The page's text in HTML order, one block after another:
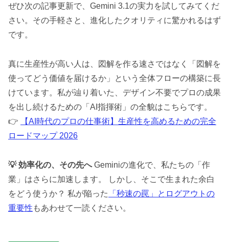
ぜひ次の記事更新で、Gemini 3.1の実力を試してみてくだ
さい。その手軽さと、進化したクオリティに驚かれるはず
です。
真に生産性が高い人は、図解を作る速さではなく「図解を
使ってどう価値を届けるか」という全体フローの構築に長
けています。私が辿り着いた、デザイン不要でプロの成果
を出し続けるための「AI指揮術」の全貌はこちらです。
👉
【AI時代のプロの仕事術】生産性を高めるための完全
ロードマップ 2026
💡 効率化の、その先へGeminiの進化で、私たちの「作
業」はさらに加速します。 しかし、そこで生まれた余白
をどう使うか？ 私が陥った
「秒速の罠」とログアウトの
重要性 もあわせて一読ください。